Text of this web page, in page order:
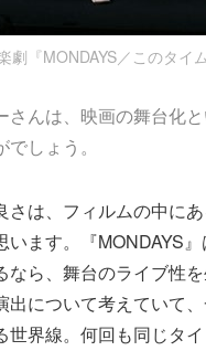
劇『MONDAYS／このタイ
さんは、映画の舞台化
しょう。
さは、フィルムの中に
います。『MONDAYS
なら、舞台のライブ性
出について考えていて
世界線。何回も同じタ